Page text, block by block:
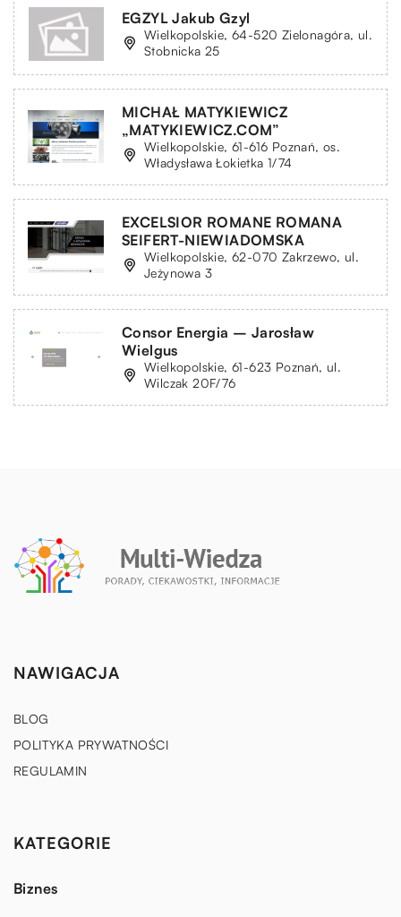
EGZYL Jakub Gzyl
Wielkopolskie, 64-520 Zielonagóra, ul.
Stobnicka 25
MICHAŁ MATYKIEWICZ
„MATYKIEWICZ.COM”
Wielkopolskie, 61-616 Poznań, os.
Władysława Łokietka 1/74
EXCELSIOR ROMANE ROMANA
SEIFERT-NIEWIADOMSKA
Wielkopolskie, 62-070 Zakrzewo, ul.
Jeżynowa 3
Consor Energia – Jarosław
Wielgus
Wielkopolskie, 61-623 Poznań, ul.
Wilczak 20F/76
NAWIGACJA
BLOG
POLITYKA PRYWATNOŚCI
REGULAMIN
KATEGORIE
Biznes